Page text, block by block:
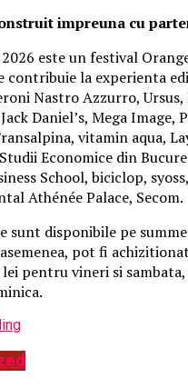
impreuna cu
este un festival
contribuie la experienta
Nastro Azzurro,
Daniel’s, Mega Image,
vitamin aqua,
Economice din
School, biciclop, syoss,
Athénée Palace, Secom.
sunt disponibile pe
pot fi
pentru vineri si